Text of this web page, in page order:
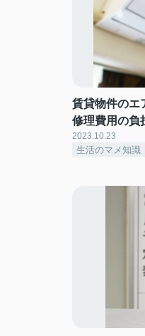
賃貸物件のエ
修理費用の負
2023.10.23
生活のマメ知識